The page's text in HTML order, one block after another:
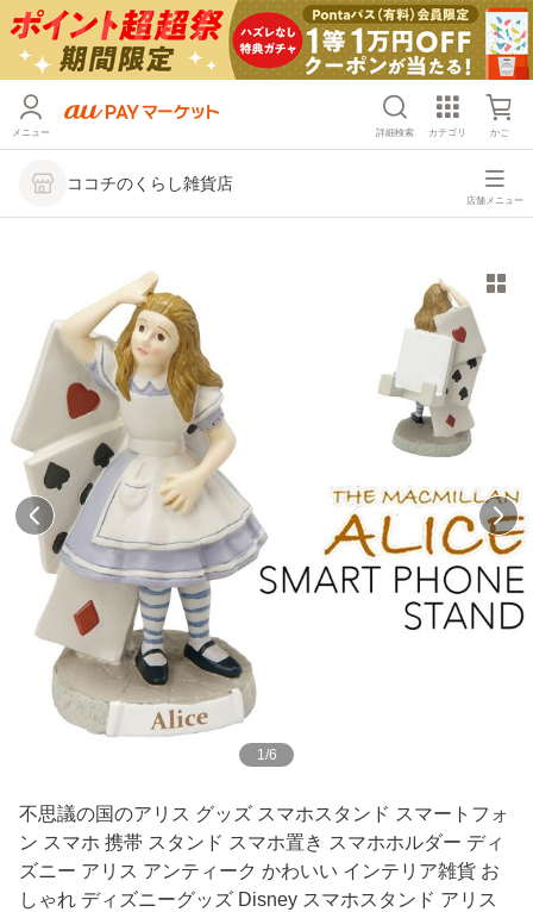
メニュー 詳細検索 カテゴリ かご
ココチのくらし雑貨店
店舗メニュー
1/6
不思議の国のアリス グッズ スマホスタンド スマートフォ
ン スマホ 携帯 スタンド スマホ置き スマホホルダー ディ
ズニー アリス アンティーク かわいい インテリア雑貨 お
しゃれ ディズニーグッズ Disney スマホスタンド アリス